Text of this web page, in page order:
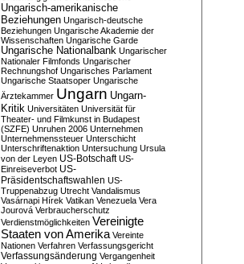
Ungarisch-amerikanische
Beziehungen Ungarisch-deutsche
Beziehungen Ungarische Akademie der
Wissenschaften Ungarische Garde
Ungarische Nationalbank Ungarischer
Nationaler Filmfonds Ungarischer
Rechnungshof Ungarisches Parlament
Ungarische Staatsoper Ungarische
Ärztekammer Ungarn Ungarn-
Kritik Universitäten Universität für
Theater- und Filmkunst in Budapest
(SZFE) Unruhen 2006 Unternehmen
Unternehmenssteuer Unterschicht
Unterschriftenaktion Untersuchung Ursula
von der Leyen US-Botschaft US-
Einreiseverbot US-
Präsidentschaftswahlen US-
Truppenabzug Utrecht Vandalismus
Vasárnapi Hírek Vatikan Venezuela Vera
Jourová Verbraucherschutz
Verdienstmöglichkeiten Vereinigte
Staaten von Amerika Vereinte
Nationen Verfahren Verfassungsgericht
Verfassungsänderung Vergangenheit